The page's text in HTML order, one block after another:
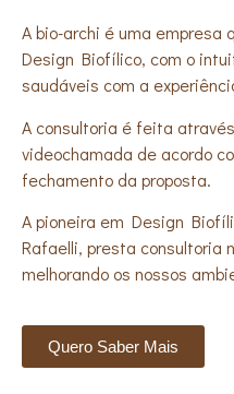
A bio-archi é uma empresa
Design Biofílico, com o
saudáveis com a
A consultoria é feita
videochamada de acordo
fechamento da proposta.
A pioneira em Design
Rafaelli, presta consultoria
melhorando os nossos
Quero Saber Mais